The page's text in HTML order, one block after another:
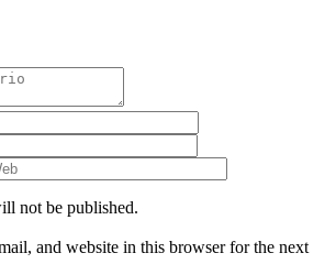
not be published.
and website in this browser for the next